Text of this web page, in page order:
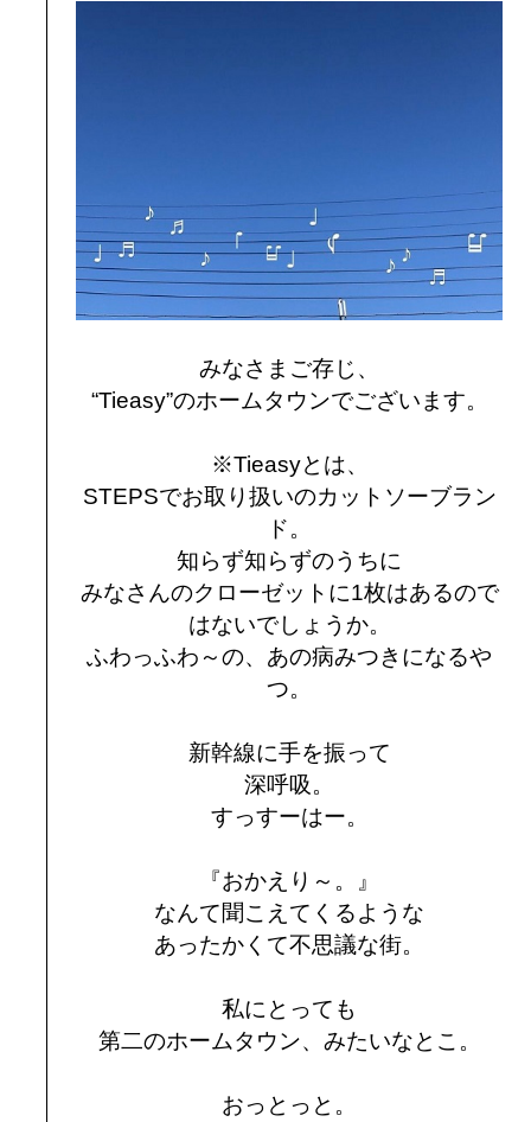
みなさまご存じ、
“Tieasy”のホームタウンでございます。
※Tieasyとは、
STEPSでお取り扱いのカットソーブラン
ド。
知らず知らずのうちに
みなさんのクローゼットに1枚はあるので
はないでしょうか。
ふわっふわ～の、あの病みつきになるや
つ。
新幹線に手を振って
深呼吸。
すっすーはー。
『おかえり～。』
なんて聞こえてくるような
あったかくて不思議な街。
私にとっても
第二のホームタウン、みたいなとこ。
おっとっと。